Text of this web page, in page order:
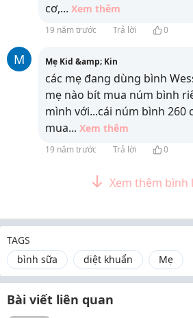
cơ,... Xem thêm
19 năm trước Trả lời 0
M Mẹ Kid &amp; Kin
các mẹ đang dùng bình
mẹ nào bít mua núm bình
mình với...cái núm bình 260
mua... Xem thêm
19 năm trước Trả lời 0
Xem thêm bình
TAGS
bình sữa
diệt khuẩn Mẹ
Bài viết liên quan